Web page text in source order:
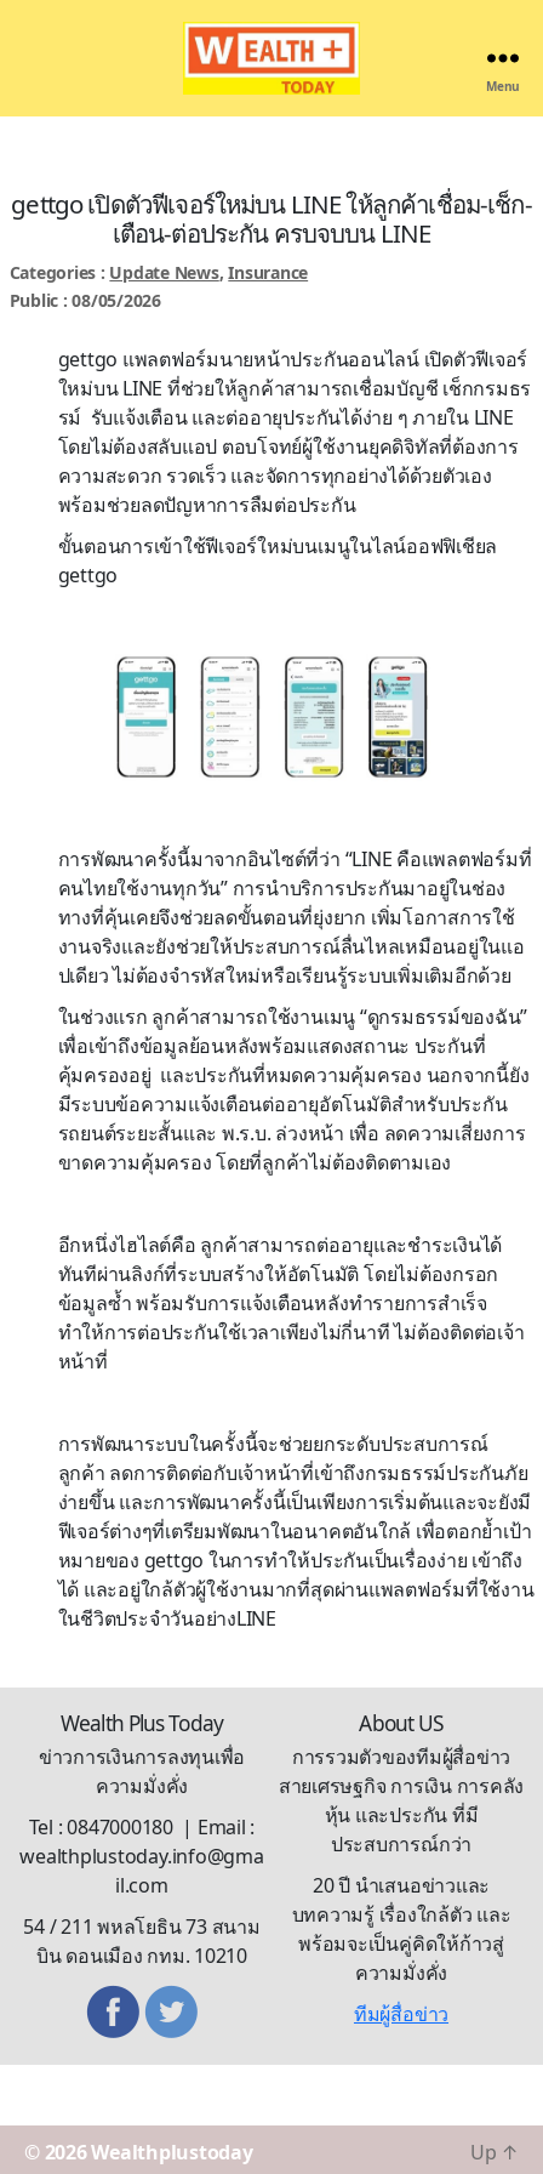
Menu
gettgo เปิดตัวฟีเจอร์ใหม่บน LINE ให้ลูกค้าเชื่อม-เช็ก-
เตือน-ต่อประกัน ครบจบบน LINE
Categories : Update News,Insurance
Public : 08/05/2026
gettgo แพลตฟอร์มนายหน้าประกันออนไลน์ เปิดตัวฟีเจอร์
ใหม่บน LINE ที่ช่วยให้ลูกค้าสามารถเชื่อมบัญชี เช็กกรมธร
รม์ รับแจ้งเตือน และต่ออายุประกันได้ง่าย ๆภายใน LINE
โดยไม่ต้องสลับแอป ตอบโจทย์ผู้ใช้งานยุคดิจิทัลที่ต้องการ
ความสะดวก รวดเร็ว และจัดการทุกอย่างได้ด้วยตัวเอง
พร้อมช่วยลดปัญหาการลืมต่อประกัน
ขั้นตอนการเข้าใช้ฟีเจอร์ใหม่บนเมนูในไลน์ออฟฟิเชียล
gettgo
การพัฒนาครั้งนี้มาจากอินไซต์ที่ว่า “LINE คือแพลตฟอร์มที่
คนไทยใช้งานทุกวัน” การนำบริการประกันมาอยู่ในช่อง
ทางที่คุ้นเคยจึงช่วยลดขั้นตอนที่ยุ่งยาก เพิ่มโอกาสการใช้
งานจริงและยังช่วยให้ประสบการณ์ลื่นไหลเหมือนอยู่ในแอ
ปเดียวไม่ต้องจำรหัสใหม่หรือเรียนรู้ระบบเพิ่มเติมอีกด้วย
ในช่วงแรก ลูกค้าสามารถใช้งานเมนู“ดูกรมธรรม์ของฉัน”
เพื่อเข้าถึงข้อมูลย้อนหลังพร้อมแสดงสถานะ ประกันที่
คุ้มครองอยู่ และประกันที่หมดความคุ้มครอง นอกจากนี้ยัง
มีระบบข้อความแจ้งเตือนต่ออายุอัตโนมัติสำหรับประกัน
รถยนต์ระยะสั้นและ พ.ร.บ. ล่วงหน้า เพื่อ ลดความเสี่ยงการ
ขาดความคุ้มครองโดยที่ลูกค้าไม่ต้องติดตามเอง
อีกหนึ่งไฮไลต์คือ ลูกค้าสามารถต่ออายุและชำระเงินได้
ทันทีผ่านลิงก์ที่ระบบสร้างให้อัตโนมัติโดยไม่ต้องกรอก
ข้อมูลซ้ำพร้อมรับการแจ้งเตือนหลังทำรายการสำเร็จ
ทำให้การต่อประกันใช้เวลาเพียงไม่กี่นาทีไม่ต้องติดต่อเจ้า
หน้าที่
การพัฒนาระบบในครั้งนี้จะช่วยยกระดับประสบการณ์
ลูกค้า ลดการติดต่อกับเจ้าหน้าที่เข้าถึงกรมธรรม์ประกันภัย
ง่ายขึ้น และการพัฒนาครั้งนี้เป็นเพียงการเริ่มต้นและจะยังมี
ฟีเจอร์ต่างๆที่เตรียมพัฒนาในอนาคตอันใกล้ เพื่อตอกย้ำเป้า
หมายของ gettgo ในการทำให้ประกันเป็นเรื่องง่าย เข้าถึง
ได้ และอยู่ใกล้ตัวผู้ใช้งานมากที่สุดผ่านแพลตฟอร์มที่ใช้งาน
ในชีวิตประจำวันอย่างLINE
Wealth Plus Today
ข่าวการเงินการลงทุนเพื่อ
ความมั่งคั่ง
Tel : 0847000180 | Email :
wealthplustoday.info@gma
il.com
54 / 211 พหลโยธิน 73 สนาม
บิน ดอนเมือง กทม. 10210
About US
การรวมตัวของทีมผู้สื่อข่าว
สายเศรษฐกิจ การเงิน การคลัง
หุ้น และประกัน ที่มี
ประสบการณ์กว่า
20 ปี นำเสนอข่าวและ
บทความรู้ เรื่องใกล้ตัว และ
พร้อมจะเป็นคู่คิดให้ก้าวสู่
ความมั่งคั่ง
ทีมผู้สื่อข่าว
© 2026Wealthplustoday Up ↑